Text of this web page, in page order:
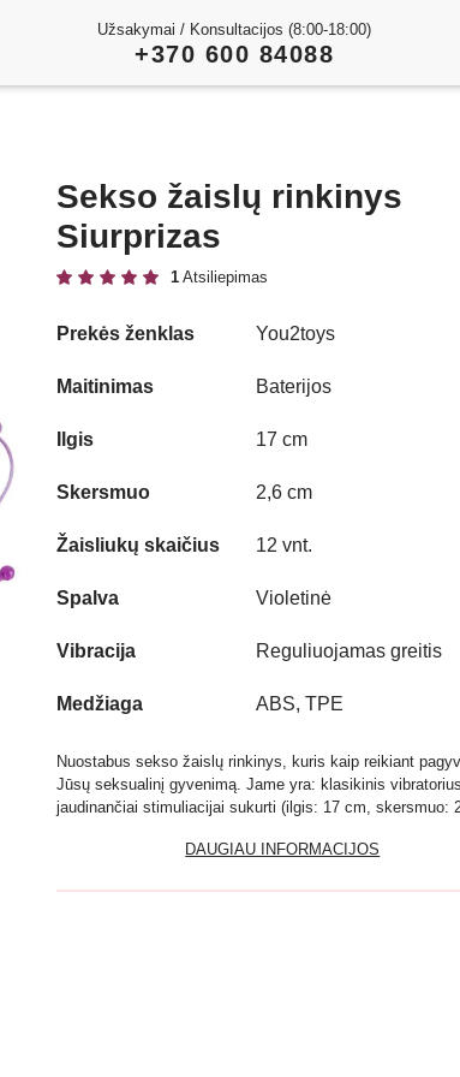
Užsakymai / Konsultacijos (8:00-18:00)
+370 600 84088
Sekso žaislų rinkinys
Siurprizas
1 Atsiliepimas
Prekės ženklas You2toys
Maitinimas Baterijos
Ilgis 17 cm
Skersmuo 2,6 cm
Žaisliukų skaičius 12 vnt.
Spalva Violetinė
Vibracija Reguliuojamas greitis
Medžiaga ABS, TPE
Nuostabus sekso žaislų rinkinys, kuris kaip reikiant
Jūsų seksualinį gyvenimą. Jame yra: klasikinis
jaudinančiai stimuliacijai sukurti (ilgis: 17 cm, skersmuo:
DAUGIAU INFORMACIJOS